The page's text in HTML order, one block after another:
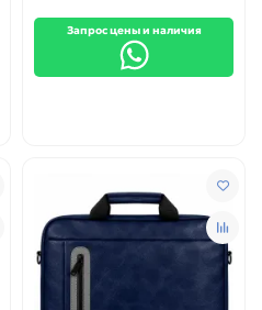
Запрос цены и наличия